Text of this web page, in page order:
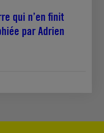
qui n’en finit
par Adrien